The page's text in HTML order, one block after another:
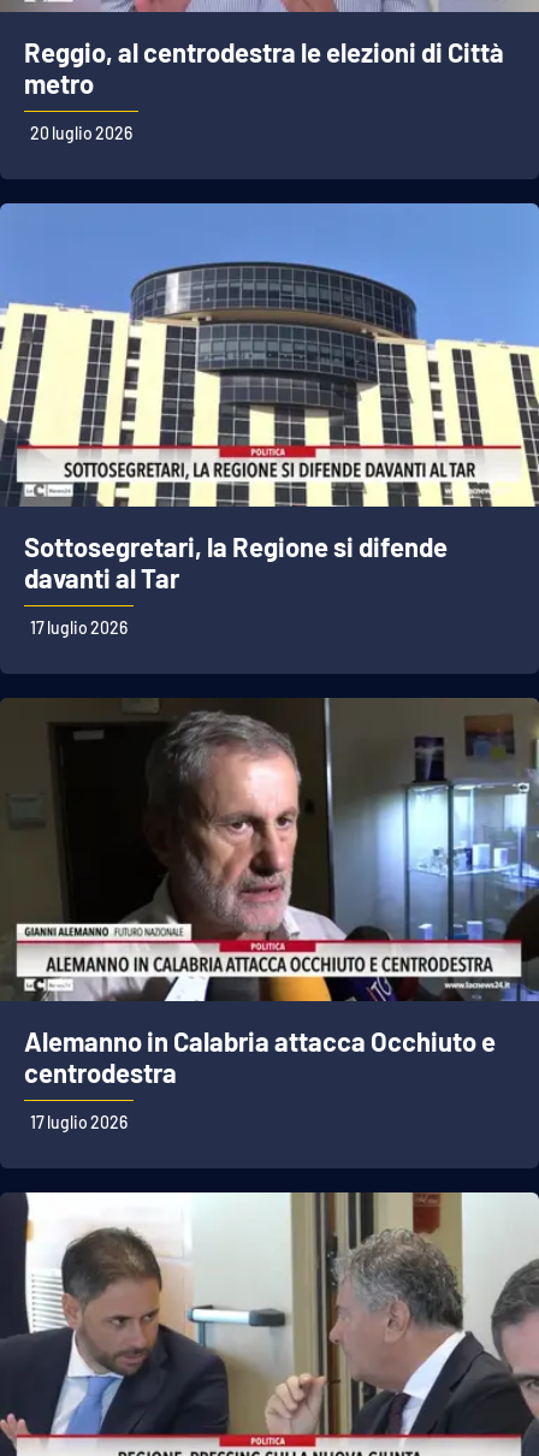
Reggio, al centrodestra le elezioni di Città
metro
20 luglio 2026
Sottosegretari, la Regione si difende
davanti al Tar
17 luglio 2026
Alemanno in Calabria attacca Occhiuto e
centrodestra
17 luglio 2026